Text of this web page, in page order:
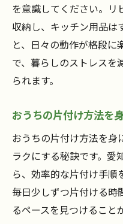
を意識してください。リ
収納し、キッチン用品は
と、日々の動作が格段に
で、暮らしのストレスを
られます。
おうちの片付け方法を
おうちの片付け方法を身
ラクにする秘訣です。愛
ら、効率的な片付け手順
毎日少しずつ片付ける時
るペースを見つけること